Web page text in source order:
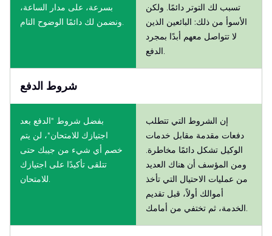
بسرعة، على مدار الساعة،
تسبب لك التوتر دائمًا. ولكن
الأسوأ من ذلك: البائعين الذين
لا تتواصل معهم أبدًا بمجرد
شروط الدفع
بفضل شروط "الدفع بعد
اجتيازك للامتحان"، لن يتم
خصم أي شيء من جيبك حتى
تتلقى تأكيدًا على اجتيازك
إن الشروط التي تتطلب
دفعات مقدمة مقابل خدمات
الوكيل تشكل دائمًا مخاطرة.
ومن المؤسف أن هناك العديد
من عمليات الاحتيال التي تأخذ
أموالك أولاً، قبل تقديم